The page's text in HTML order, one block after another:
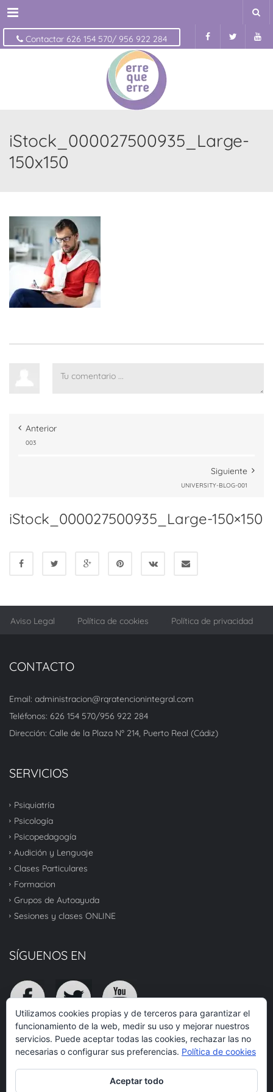
Menu
Contactar 626 154 570/ 956 922 284
iStock_000027500935_Large-
150x150
Anterior
003
Siguiente
UNIVERSITY-BLOG-001
iStock_000027500935_Large-150×150
Aviso Legal Política de cookies Política de privacidad
CONTACTO
Email: administracion@rqratencionintegral.com
Teléfonos: 626 154 570/956 922 284
Dirección: Calle de la Plaza Nº 214, Puerto Real (Cádiz)
SERVICIOS
Psiquiatría
Psicología
Psicopedagogía
Audición y Lenguaje
Clases Particulares
Formacion
Grupos de Autoayuda
Sesiones y clases ONLINE
SÍGUENOS EN
TOP
Utilizamos cookies propias y de terceros para garantizar el
funcionamiento de la web, medir su uso y mejorar nuestros
servicios. Puede aceptar todas las cookies, rechazar las no
necesarias o configurar sus preferencias. Política de cookies
Aceptar todo